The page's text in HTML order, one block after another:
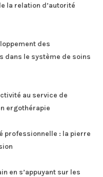
la relation d’autorité
des
dans le système de soins
au service de
ergothérapie
professionnelle : la pierre
en s’appuyant sur les